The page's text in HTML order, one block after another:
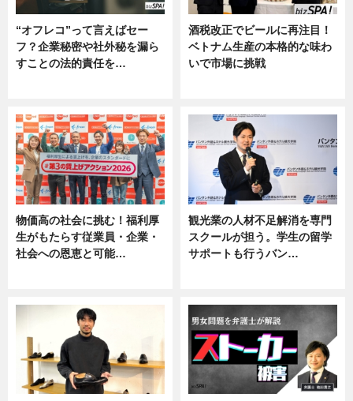
“オフレコ”って言えばセー
フ？企業秘密や社外秘を漏ら
すことの法的責任を…
酒税改正でビールに再注目！
ベトナム生産の本格的な味わ
いで市場に挑戦
物価高の社会に挑む！福利厚
生がもたらす従業員・企業・
社会への恩恵と可能…
観光業の人材不足解消を専門
スクールが担う。学生の留学
サポートも行うバン…